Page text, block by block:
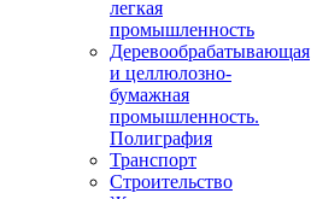
легкая
промышленность
Деревообрабатывающая
и целлюлозно-
бумажная
промышленность.
Полиграфия
Транспорт
Строительство